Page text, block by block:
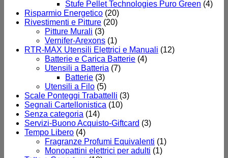
Stufe Pellet Technologies Puro Green (4)
Risparmio Energetico (20)
Rivestimenti e Pitture (20)
Pitture Murali (3)
Vernifer-Arexons (1)
RTR-MAX Utensili Elettrici e Manuali (12)
Batterie e Carica Batterie (4)
Utensili a Batteria (7)
Batterie (3)
Utensili a Filo (5)
Scale Ponteggi Trabattelli (3)
Segnali Cartellonistica (10)
Senza categoria (14)
Servizi-Buono Acquisto-Giftcard (3)
Tempo Libero (4)
Fragranze Profumi Equivalenti (1)
Monopattini elettrici per adulti (1)